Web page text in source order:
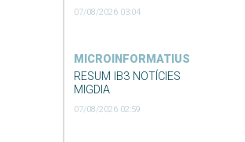
07/08/2026 03:04
MICROINFORMATIUS
RESUM IB3 NOTÍCIES
MIGDIA
07/08/2026 02:59